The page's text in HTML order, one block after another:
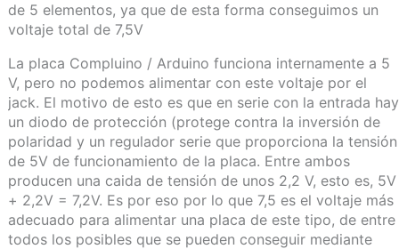
de 5 elementos, ya que de esta forma conseguimos un
voltaje total de 7,5V
La placa Compluino / Arduino funciona internamente a 5
V, pero no podemos alimentar con este voltaje por el
jack. El motivo de esto es que en serie con la entrada hay
un diodo de protección (protege contra la inversión de
polaridad y un regulador serie que proporciona la tensión
de 5V de funcionamiento de la placa. Entre ambos
producen una caida de tensión de unos 2,2 V, esto es, 5V
+ 2,2V = 7,2V. Es por eso por lo que 7,5 es el voltaje más
adecuado para alimentar una placa de este tipo, de entre
todos los posibles que se pueden conseguir mediante